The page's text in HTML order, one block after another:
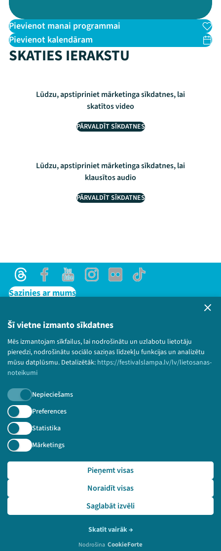
Šī vietne izmanto sīkdatnes
Mēs izmantojam sīkfailus, lai nodrošinātu un uzlabotu lietotāju
pieredzi, nodrošinātu sociālo saziņas līdzekļu funkcijas un analizētu
mūsu datplūsmu. Detalizētāk: https://festivalslampa.lv/lv/lietosanas-
noteikumi
Nepieciešams
Preferences
Statistika
Mārketings
Saglabāt izvēli
Noraidīt visas
Pieņemt visas
Skatīt vairāk→
Nodrošina CookieForte
Pievienot manai programmai
Pievienot kalendāram
SKATIES IERAKSTU
Lūdzu, apstipriniet mārketinga sīkdatnes, lai
skatītos video
PĀRVALDĪT SĪKDATNES
Lūdzu, apstipriniet mārketinga sīkdatnes, lai
klausītos audio
PĀRVALDĪT SĪKDATNES
ThreadsFacebookYoutubeInstagram
Flick TikTok
Sazinies ar mums
Lietošanas noteikumi un sīkdatņu politika
Bērnu aizsardzības politika
© 2026 Sarunu festivāls LAMPA Visas tiesības
paturētas.
Piesakies jaunumiem!
Nepalaid garām aktuālāko informāciju!
Pieteikties
🔗 https://festivalslampa.lv/lv/pasakums/3275